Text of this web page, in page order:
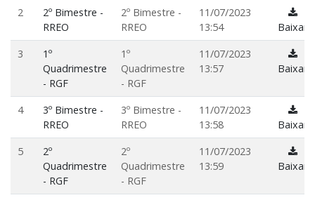
2
2º Bimestre -
RREO
2º Bimestre -
RREO
11/07/2023
13:54
Baixar
3
1º
Quadrimestre
- RGF
1º
Quadrimestre
- RGF
11/07/2023
13:57
Baixar
4
3º Bimestre -
RREO
3º Bimestre -
RREO
11/07/2023
13:58
Baixar
5
2º
Quadrimestre
- RGF
2º
Quadrimestre
- RGF
11/07/2023
13:59
Baixar